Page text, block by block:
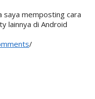
saya memposting cara
lainnya di Android
/